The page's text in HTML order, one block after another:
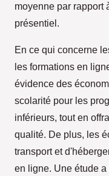
moyenne par rapport
présentiel.
En ce qui concerne
les formations en
évidence des
scolarité pour les
inférieurs, tout en
qualité. De plus, les
transport et
en ligne. Une étude